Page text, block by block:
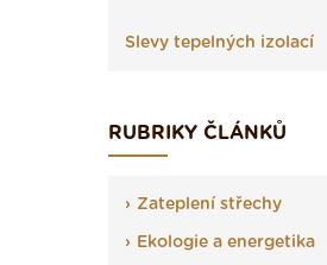
Slevy tepelných izolací
RUBRIKY ČLÁNKŮ
Zateplení střechy
Ekologie a energetika